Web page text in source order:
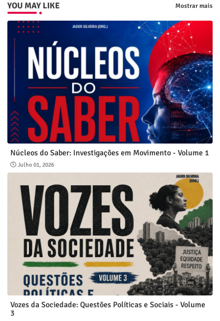
YOU MAY LIKE Mostrar mais
Núcleos do Saber: Investigações em Movimento - Volume 1
Julho 01, 2026
Vozes da Sociedade: Questões Políticas e Sociais - Volume
3